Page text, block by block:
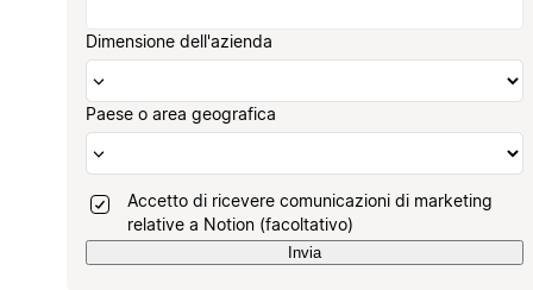
Dimensione dell'azienda
Paese o area geografica
Accetto di ricevere comunicazioni di marketing
relative a Notion (facoltativo)
Invia